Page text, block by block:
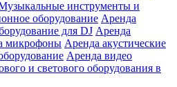
инструменты и
оборудование Аренда
для DJ Аренда
микрофоны Аренда акустические
Аренда видео
и светового оборудования в